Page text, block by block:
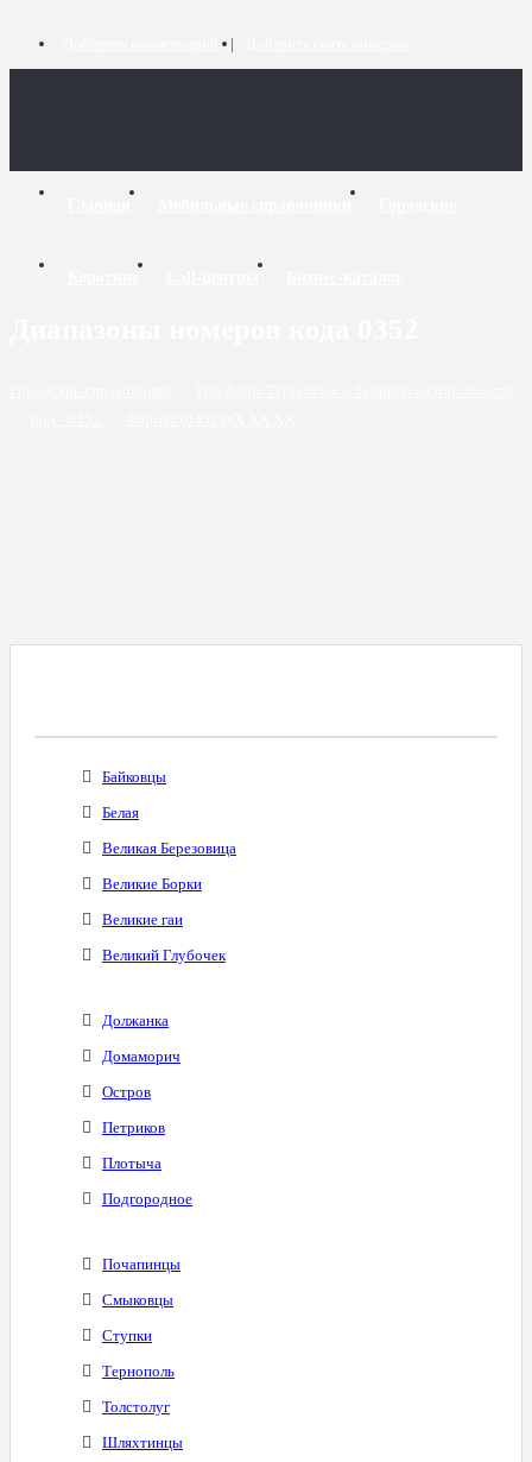
Байковцы
Белая
Великая Березовица
Великие Борки
Великие гаи
Великий Глубочек
Должанка
Домаморич
Остров
Петриков
Плотыча
Подгородное
Почапинцы
Смыковцы
Ступки
Тернополь
Толстолуг
Шляхтинцы